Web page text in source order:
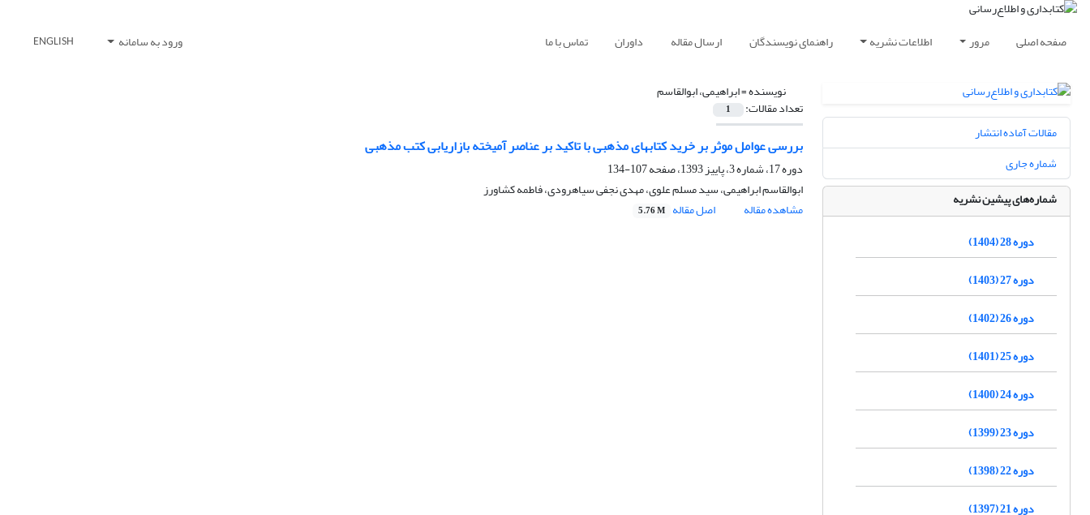
صفحه اصلی مرور اطلاعات نشریه راهنمای نویسندگان ارسال مقاله داوران تماس با ما ورود به سامانه ENGLISH
نویسنده =ابراهیمی، ابوالقاسم
تعداد مقالات: 1
بررسی عوامل موثر بر خرید کتابهای مذهبی با تاکید بر عناصر آمیخته بازاریابی کتب مذهبی
دوره 17، شماره 3، پاییز 1393، صفحه
107-134
ابوالقاسم ابراهیمی، سید مسلم علوی، مهدی نجفی سیاهرودی، فاطمه کشاورز
مشاهده مقاله
اصل مقاله 5.76 M
مقالات آماده انتشار
شماره جاری
شماره‌های پیشین نشریه
دوره 28 (1404)
دوره 27 (1403)
دوره 26 (1402)
دوره 25 (1401)
دوره 24 (1400)
دوره 23 (1399)
دوره 22 (1398)
دوره 21 (1397)